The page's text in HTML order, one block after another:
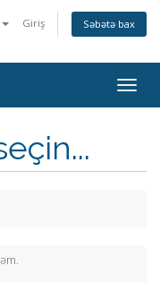
Giriş Səbətə bax